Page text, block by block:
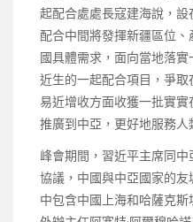
起配合處處長寇建海說，
配合中間將發揮新疆區位
國具體需求，面向當地落
近生的一起配合項目，爭
易近增收方面收獲一批實
推廣到中亞，更好地服務人
峰會期間，習近平主席同
協議，中國與中亞國家的
中包含中國上海和哈薩克